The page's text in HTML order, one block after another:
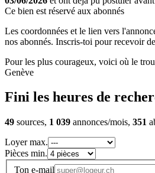
Ce bien est réservé aux abonnés
Les coordonnées et le lien vers
nos abonnés. Inscris-toi pour recevoir
Pour les plus courageux, voici où le
Genève
Fini les heures de
49 sources, 1 039 annonces/mois, 351
Loyer max.
Pièces min.
Ton e-mail